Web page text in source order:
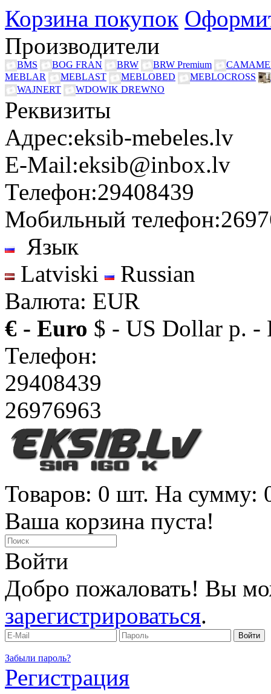
Корзина покупок
Производители
BMS BOG FRAN BRW BRW Premium
MEBLAR
MEBLAST MEBLOBED MEBLOCROSS
WAJNERT
WDOWIK DREWNO
Реквизиты
Адрес:eksib-mebeles.lv
E-Mail:eksib@inbox.lv
Телефон:29408439
Мобильный телефон:
Язык
Latviski
Russian
Валюта: EUR
€ - Euro $ - US Dollar р. -
Телефон:
29408439
26976963
Товаров: 0 шт. На сумму:
Ваша корзина пуста!
Войти
Добро пожаловать! Вы
зарегистрироваться.
Забыли пароль?
Регистрация